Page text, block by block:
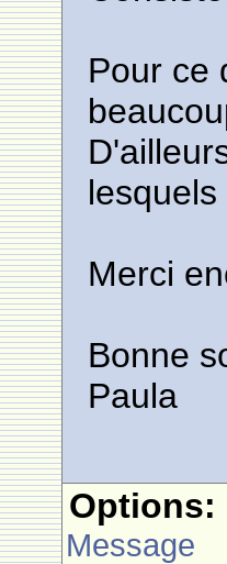
Pour ce
Merci
Bonne
Paula
Options:
Message